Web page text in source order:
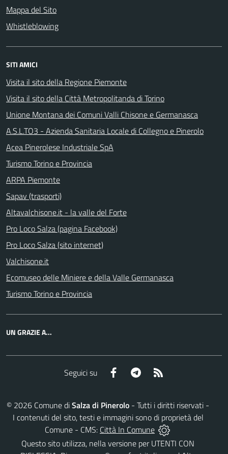
Mappa del Sito
Whistleblowing
SITI AMICI
Visita il sito della Regione Piemonte
Visita il sito della Città Metropolitanda di Torino
Unione Montana dei Comuni Valli Chisone e Germanasca
A.S.L.TO3 - Azienda Sanitaria Locale di Collegno e Pinerolo
Acea Pinerolese Industriale SpA
Turismo Torino e Provincia
ARPA Piemonte
Sapav (trasporti)
Altavalchisone.it - la valle del Forte
Pro Loco Salza (pagina Facebook)
Pro Loco Salza (sito internet)
Valchisone.it
Ecomuseo delle Miniere e della Valle Germanasca
Turismo Torino e Provincia
UN GRAZIE A...
Seguici su Facebook Telegram
© 2026 Comune diSalza di Pinerolo - Tutti i diritti riservati -
I contenuti del sito, testi e immagini sono di proprietà del
Comune - CMS: Città In Comune
Questo sito utilizza, nella versione per UTENTI CON